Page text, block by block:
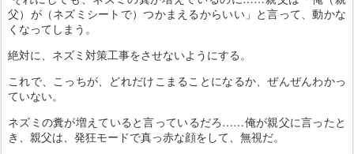
父）が（ネズミシートで）つかまえるからいい」と言って、動かな
くなってしまう。
絶対に、ネズミ対策工事をさせないようにする。
これで、こっちが、どれだけこまることになるか、ぜんぜんわかっ
ていない。
ネズミの糞が増えていると言っているだろ……俺が親父に言ったと
き、親父は、発狂モードで真っ赤な顔をして、無視だ。